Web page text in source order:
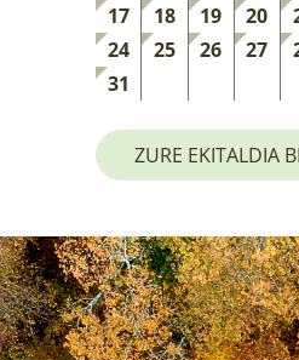
17
18 19 20
24
25 26 27
31
ZURE EKITALDIA